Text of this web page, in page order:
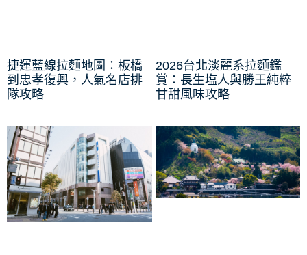
捷運藍線拉麵地圖：板橋
到忠孝復興，人氣名店排
隊攻略
2026台北淡麗系拉麵鑑
賞：長生塩人與勝王純粹
甘甜風味攻略